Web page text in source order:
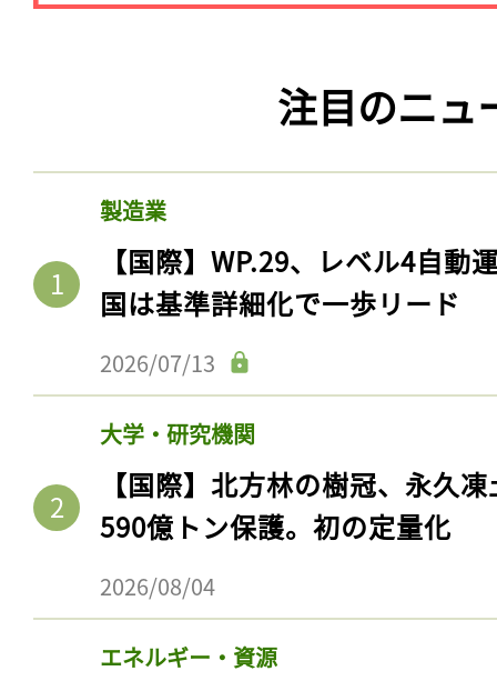
注目のニュ
製造業
【国際】WP.29、レベル4自動
国は基準詳細化で一歩リード
2026/07/13
大学・研究機関
【国際】北方林の樹冠、永久
590億トン保護。初の定量化
2026/08/04
エネルギー・資源